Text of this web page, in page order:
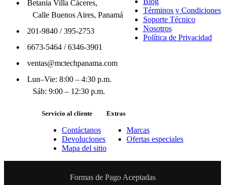
Betania Villa Cáceres,
Calle Buenos Aires, Panamá
201-9840/395-2753
6673-5464/6346-3901
ventas@mctechpanama.com
Lun–Vie: 8:00 – 4:30 p.m.
Sáb: 9:00 – 12:30 p.m.
Términos y Condiciones
Soporte Técnico
Nosotros
Política de Privacidad
Servicio al cliente
Contáctanos
Devoluciones
Mapa del sitio
Extras
Marcas
Ofertas especiales
Formas de Pago Aceptadas